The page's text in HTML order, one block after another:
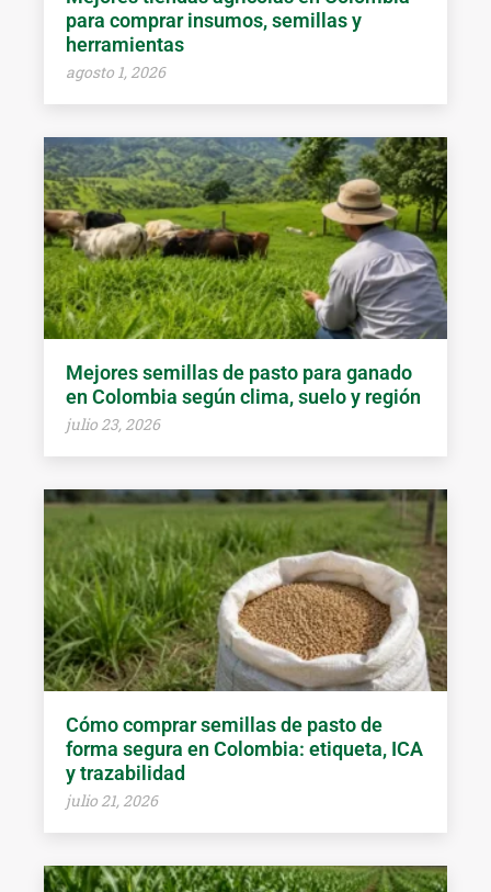
para comprar insumos, semillas y
herramientas
agosto 1, 2026
Mejores semillas de pasto para ganado
en Colombia según clima, suelo y región
julio 23, 2026
Cómo comprar semillas de pasto de
forma segura en Colombia: etiqueta, ICA
y trazabilidad
julio 21, 2026